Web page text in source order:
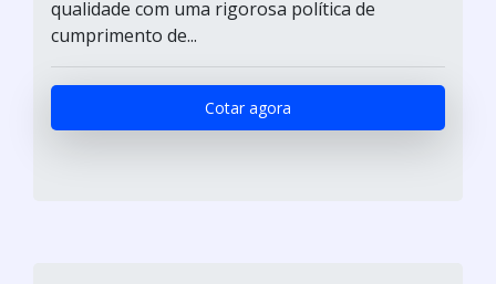
qualidade com uma rigorosa política de
cumprimento de...
Cotar agora